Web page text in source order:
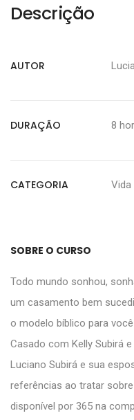
Descrição
AUTOR
DURAÇÃO 8
CATEGORIA Vida
SOBRE O CURSO
Todo mundo sonhou,
um casamento bem
o modelo bíblico para
Casado com Kelly Subirá
Luciano Subirá e sua
referências ao tratar
disponível por 365 na